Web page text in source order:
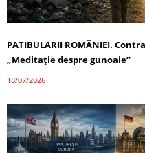
PATIBULARII ROMÂNIEI.
„Meditație despre gunoaie”
18/07/2026